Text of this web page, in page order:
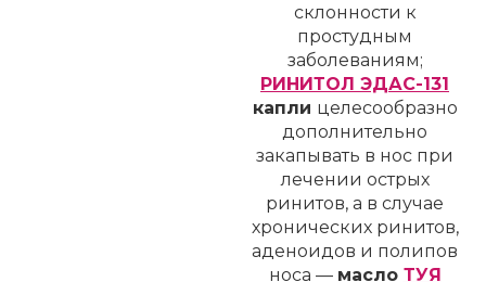
склонности к
простудным
заболеваниям;
РИНИТОЛ ЭДАС-131
капли целесообразно
дополнительно
закапывать в нос при
лечении острых
ринитов, а в случае
хронических ринитов,
аденоидов и полипов
носа — масло ТУЯ